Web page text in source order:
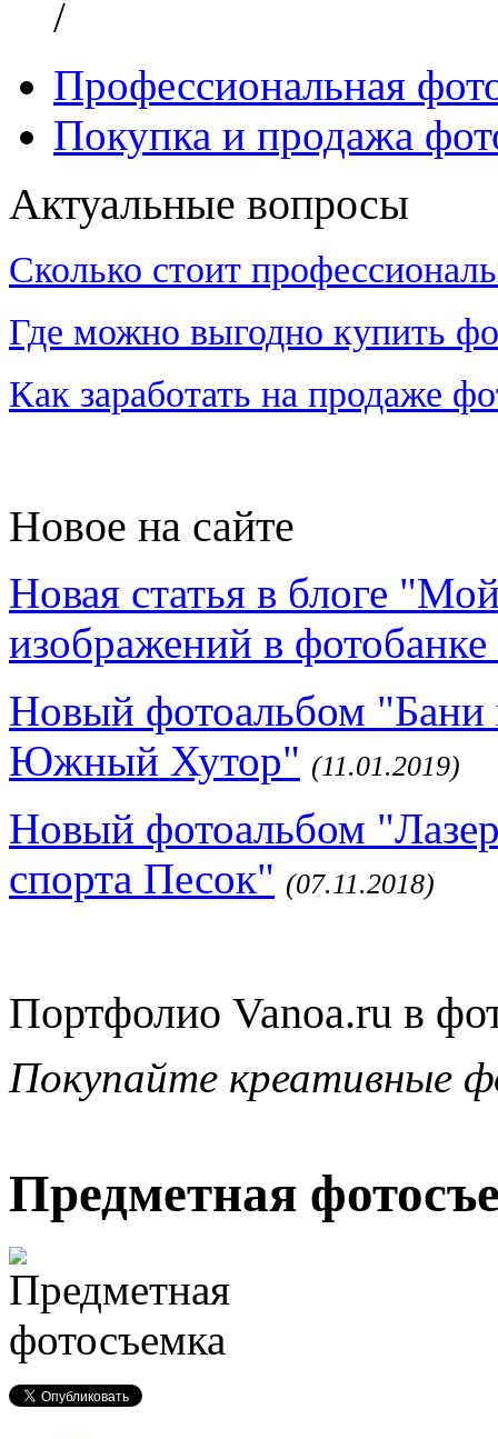
/
Профессиональная
Покупка и продажа
Актуальные вопросы
Сколько стоит
Где можно выгодно купить
Как заработать на продаже
Новое на сайте
Новая статья в блоге
изображений в
Новый фотоальбом "Бани
Южный Хутор" (11.01.2019)
Новый фотоальбом
спорта Песок" (07.11.2018)
Портфолио Vanoa.ru в
Покупайте креативные
Предметная